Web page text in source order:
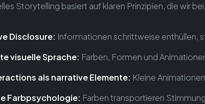
Storytelling basiert auf klaren Prinzipien, die wir
Disclosure: Informationen schrittweise enthüllen,
visuelle Sprache: Farben, Formen und
als narrative Elemente: Kleine
Farbpsychologie: Farben transportieren